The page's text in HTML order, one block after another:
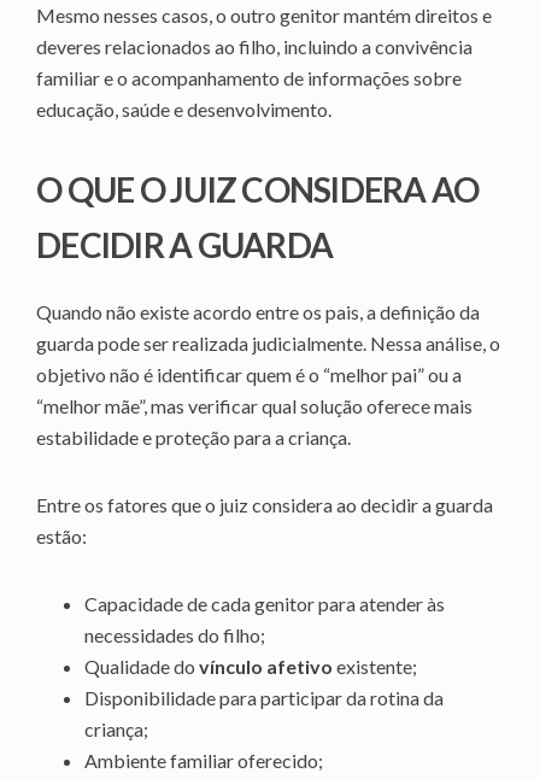
Mesmo nesses casos, o outro genitor mantém direitos e
deveres relacionados ao filho, incluindo a convivência
familiar e o acompanhamento de informações sobre
educação, saúde e desenvolvimento.
O QUE O JUIZ CONSIDERA AO
DECIDIR A GUARDA
Quando não existe acordo entre os pais, a definição da
guarda pode ser realizada judicialmente. Nessa análise, o
objetivo não é identificar quem é o “melhor pai” ou a
“melhor mãe”, mas verificar qual solução oferece mais
estabilidade e proteção para a criança.
Entre os fatores que o juiz considera ao decidir a guarda
estão:
Capacidade de cada genitor para atender às
necessidades do filho;
Qualidade do vínculo afetivo existente;
Disponibilidade para participar da rotina da
criança;
Ambiente familiar oferecido;